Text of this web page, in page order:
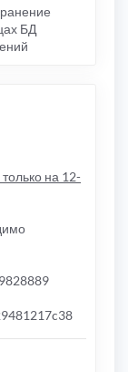
БД
на 12-